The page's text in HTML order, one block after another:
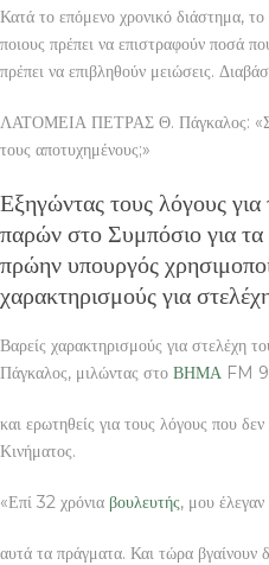
Κατά το επόμενο χρονικό διάστημα,
ποιους πρέπει να επιστραφούν ποσά
πρέπει να επιβληθούν μειώσεις.
ΛΑΤΟΜΕΙΑ ΠΕΤΡΑΣ Θ. Πάγκαλος: «Σε
τους αποτυχημένους;»
Εξηγώντας τους λόγους για
παρών στο Συμπόσιο για τα
πρώην υπουργός
χαρακτηρισμούς για
Βαρείς χαρακτηρισμούς για στελέχη
Πάγκαλος, μιλώντας στο ΒΗΜΑ FM
και ερωτηθείς για τους λόγους που
Κινήματος.
«Επί 32 χρόνια βουλευτής, μου
αυτά τα πράγματα. Και τώρα βγαίνουν